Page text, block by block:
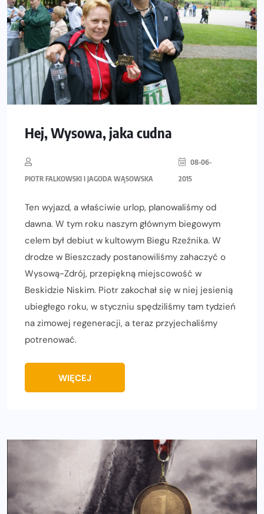
Hej, Wysowa, jaka cudna
PIOTR FALKOWSKI I JAGODA WĄSOWSKA
08-06-
2015
Ten wyjazd, a właściwie urlop, planowaliśmy od
dawna. W tym roku naszym głównym biegowym
celem był debiut w kultowym Biegu Rzeźnika. W
drodze w Bieszczady postanowiliśmy zahaczyć o
Wysową-Zdrój, przepiękną miejscowość w
Beskidzie Niskim. Piotr zakochał się w niej jesienią
ubiegłego roku, w styczniu spędziliśmy tam tydzień
na zimowej regeneracji, a teraz przyjechaliśmy
potrenować.
WIĘCEJ